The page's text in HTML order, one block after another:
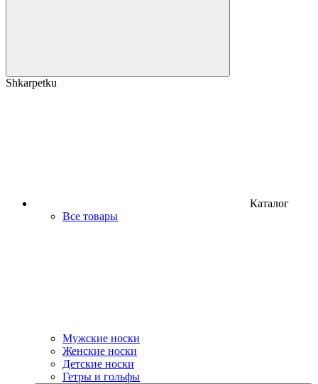
Shkarpetku
Каталог
Все товары
Мужские носки
Женские носки
Детские носки
Гетры и гольфы